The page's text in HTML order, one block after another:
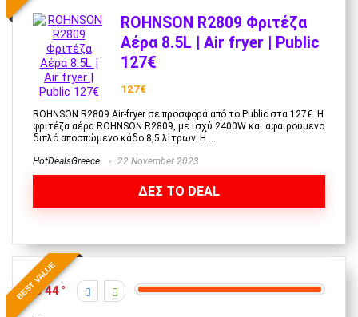
ROHNSON R2809 Φριτέζα
Αέρα 8.5L | Air fryer | Public
127€
127€
ROHNSON R2809 Air-fryer σε προσφορά από το Public στα 127€. Η
φριτέζα αέρα ROHNSON R2809, με ισχύ 2400W και αφαιρούμενο
διπλό αποσπώμενο κάδο 8,5 λίτρων. Η ...
HotDealsGreece 22 November 2023
ΔΕΣ ΤΟ DEAL
BEST VALUE
44